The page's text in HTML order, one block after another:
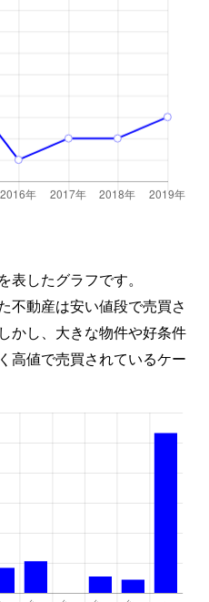
したグラフです。
不動産は安い値段で売買さ
かし、大きな物件や好条件
高値で売買されているケー